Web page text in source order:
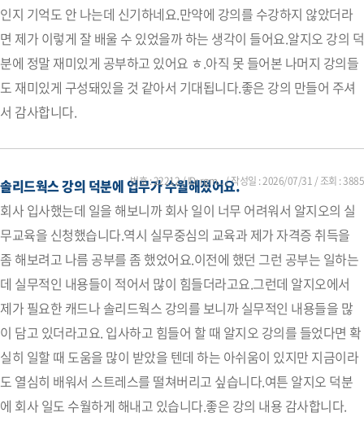
인지 기억도 안 나는데 신기하네요.만약에 강의를 수강하지 않았더라
면 제가 이렇게 잘 배울 수 있었을까 하는 생각이 들어요.알지오 강의 덕
분에 정말 재미있게 공부하고 있어요 ㅎ.아직 못 들어본 나머지 강의들
도 재미있게 구성돼있을 것 같아서 기대됩니다.좋은 강의 만들어 주셔
서 감사합니다.
솔리드웍스 강의 덕분에 업무가 수월해졌어요.
회사 입사했는데 일을 해보니까 회사 일이 너무 어려워서 알지오의 실
무교육을 신청했습니다.역시 실무중심의 교육과 제가 자격증 취득을
좀 해보려고 나름 공부를 좀 했었어요.이전에 했던 그런 공부는 일하는
데 실무적인 내용들이 적어서 많이 힘들더라고요.그런데 알지오에서
제가 필요한 캐드나 솔리드웍스 강의를 보니까 실무적인 내용들을 많
이 담고 있더라고요. 입사하고 힘들어 할 때 알지오 강의를 들었다면 확
실히 일할 때 도움을 많이 받았을 텐데 하는 아쉬움이 있지만 지금이라
도 열심히 배워서 스트레스를 떨쳐버리고 싶습니다.여튼 알지오 덕분
에 회사 일도 수월하게 해내고 있습니다.좋은 강의 내용 감사합니다.
번호 : 22212 / ID: rgm... / 작성일 :2026/07/31 / 조회 : 3885